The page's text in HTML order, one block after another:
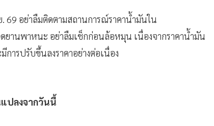
69 อย่าลืมติดตามสถานการณ์ราคาน้ำมันใน
ยานพาหนะ อย่าลืมเช็กก่อนล้อหมุน เนื่องจากราคาน้ำมัน
ารปรับขึ้นลงราคาอย่างต่อเนื่อง
ปลงจากวันนี้